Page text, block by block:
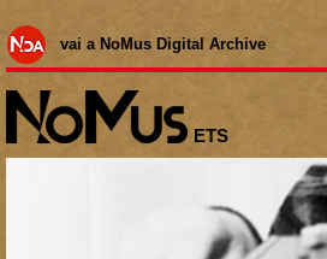
vai a NoMus Digital Archive
ETS